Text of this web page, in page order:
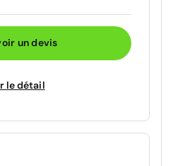
un devis
le détail